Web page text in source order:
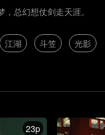
总幻想仗剑走天涯。
江湖 斗笠 光影
23p